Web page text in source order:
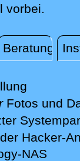
vorbei.
Beratung
mit
ein
Fotos und
auf
und
Hacker-
NAS